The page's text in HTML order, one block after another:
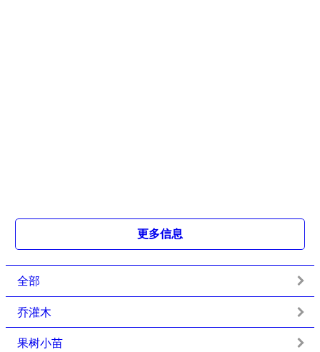
更多信息
全部
乔灌木
果树小苗